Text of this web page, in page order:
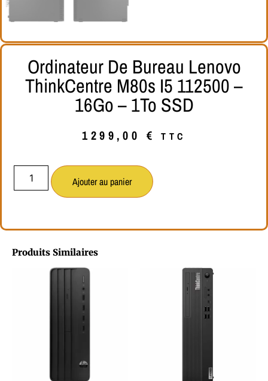
Ordinateur De Bureau Lenovo
ThinkCentre M80s I5 112500 –
16Go – 1To SSD
1299,00 € TTC
Ajouter au panier
Produits Similaires